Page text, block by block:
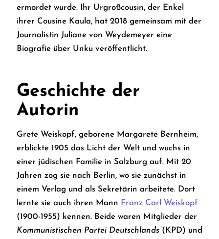
ermordet wurde. Ihr Urgroßcousin, der Enkel
ihrer Cousine Kaula, hat 2018 gemeinsam mit der
Journalistin Juliane von Weydemeyer eine
Biografie über Unku veröffentlicht.
Geschichte der
Autorin
Grete Weiskopf, geborene Margarete Bernheim,
erblickte 1905 das Licht der Welt und wuchs in
einer jüdischen Familie in Salzburg auf. Mit 20
Jahren zog sie nach Berlin, wo sie zunächst in
einem Verlag und als Sekretärin arbeitete. Dort
lernte sie auch ihren Mann Franz Carl Weiskopf
(1900-1955) kennen. Beide waren Mitglieder der
Kommunistischen Partei Deutschlands(KPD) und